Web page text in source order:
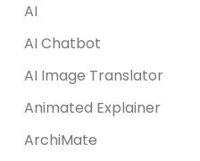
AI
AI Chatbot
AI Image Translator
Animated Explainer
ArchiMate